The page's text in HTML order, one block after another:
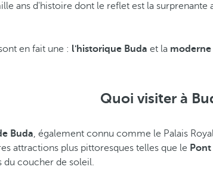
ans d'histoire dont le reflet est la
en fait une : l'historique Buda et la moderne
Quoi visiter à
Buda, également connu comme le Palais
attractions plus pittoresques telles que le
du coucher de soleil.